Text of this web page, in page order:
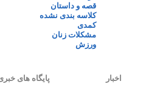
قصه و داستان
کلاسه بندی نشده
کمدی
مشکلات زنان
ورزش
اخبار پایگاه های